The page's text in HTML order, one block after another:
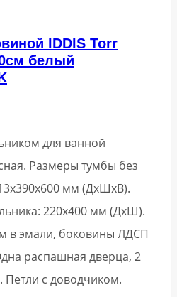
IDDIS Torr
белый
для ванной
Размеры тумбы без
мм (ДхШхВ).
220х400 мм (ДхШ).
в эмали, боковины ЛДСП
распашная дверца, 2
Петли с доводчиком.